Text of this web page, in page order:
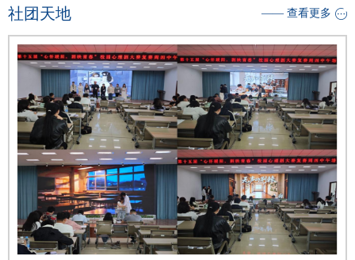
社团天地 —— 查看更多